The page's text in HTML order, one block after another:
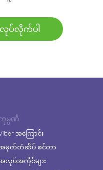
လုပ်လိုက်ပါ
မ္ပဏီ
အကြောင်း
မှတ်တံဆိပ် စင်တာ
လုပ်အကိုင်များ